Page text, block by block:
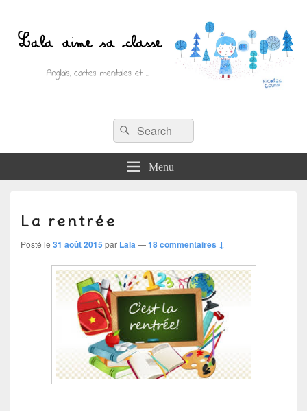
Lala aime sa classe
Anglais, cartes mentales et ….Recherche :
Rechercher
Menu
La rentrée
Posté le 31 août 2015 par Lala—18 commentaires ↓